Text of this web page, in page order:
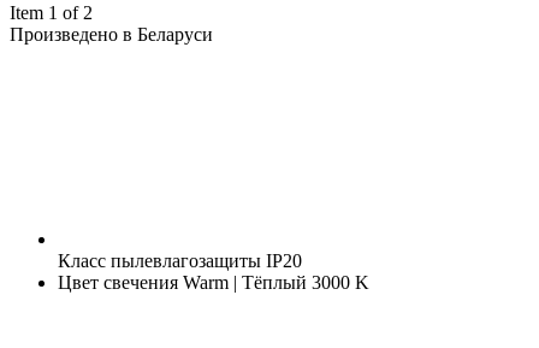
Item 1 of 2
Произведено в Беларуси
Класс пылевлагозащиты IP20
Цвет свечения Warm | Тёплый 3000 K